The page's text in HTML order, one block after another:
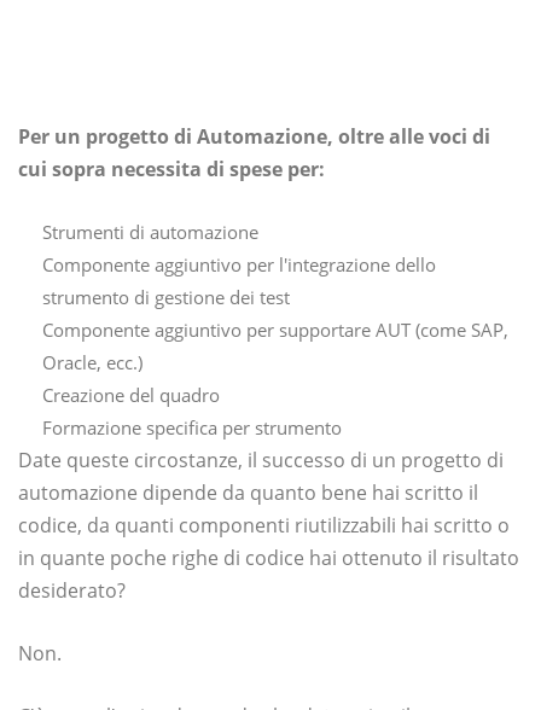
Per un progetto di Automazione, oltre alle voci di
cui sopra necessita di spese per:
Strumenti di automazione
Componente aggiuntivo per l'integrazione dello
strumento di gestione dei test
Componente aggiuntivo per supportare AUT (come SAP,
Oracle, ecc.)
Creazione del quadro
Formazione specifica per strumento
Date queste circostanze, il successo di un progetto di
automazione dipende da quanto bene hai scritto il
codice, da quanti componenti riutilizzabili hai scritto o
in quante poche righe di codice hai ottenuto il risultato
desiderato?
Non.